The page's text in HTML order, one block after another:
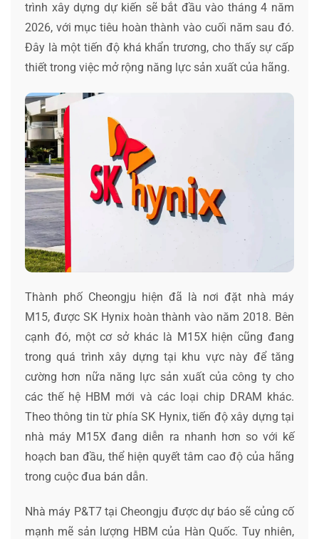
trình xây dựng dự kiến sẽ bắt đầu vào tháng 4 năm
2026, với mục tiêu hoàn thành vào cuối năm sau đó.
Đây là một tiến độ khá khẩn trương, cho thấy sự cấp
thiết trong việc mở rộng năng lực sản xuất của hãng.
Thành phố Cheongju hiện đã là nơi đặt nhà máy
M15, được SK Hynix hoàn thành vào năm 2018. Bên
cạnh đó, một cơ sở khác là M15X hiện cũng đang
trong quá trình xây dựng tại khu vực này để tăng
cường hơn nữa năng lực sản xuất của công ty cho
các thế hệ HBM mới và các loại chip DRAM khác.
Theo thông tin từ phía SK Hynix, tiến độ xây dựng tại
nhà máy M15X đang diễn ra nhanh hơn so với kế
hoạch ban đầu, thể hiện quyết tâm cao độ của hãng
trong cuộc đua bán dẫn.
Nhà máy P&T7 tại Cheongju được dự báo sẽ củng cố
mạnh mẽ sản lượng HBM của Hàn Quốc. Tuy nhiên,